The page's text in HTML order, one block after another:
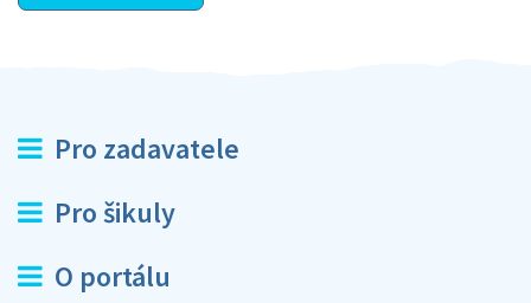
Pro zadavatele
Pro šikuly
O portálu